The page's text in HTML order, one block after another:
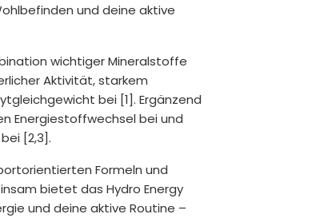
Elektrolyte Plus :
NÄHRWERTANGABEN
Akaziengummi
Calcium
und deine aktive
wichtiger Mineralstoffe
Aktivität, starkem
bei [1]. Ergänzend
Energiestoffwechsel bei und
[2,3].
Formeln und
bietet das Hydro Energy
und deine aktive Routine –